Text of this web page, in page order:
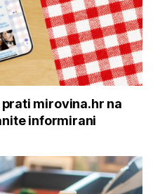
mirovina.hr na
informirani